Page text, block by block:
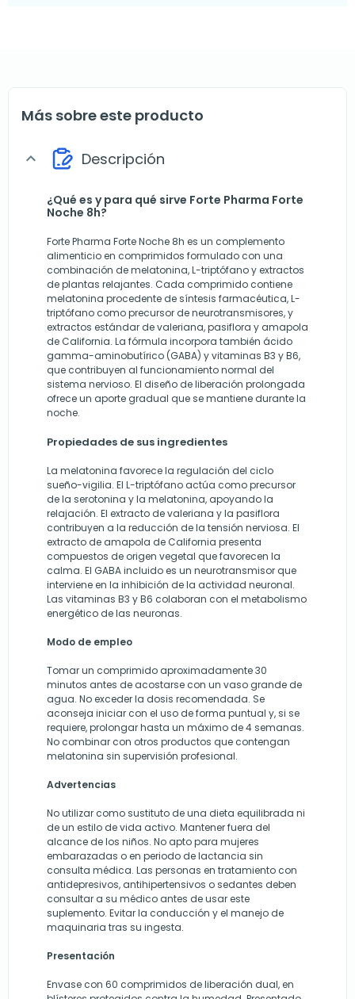
Más sobre este producto
expand_more Descripción
¿Qué es y para qué sirve Forte Pharma Forte
Noche 8h?
Forte Pharma Forte Noche 8h es un complemento
alimenticio en comprimidos formulado con una
combinación de melatonina, L-triptófano y extractos
de plantas relajantes. Cada comprimido contiene
melatonina procedente de síntesis farmacéutica, L-
triptófano como precursor de neurotransmisores, y
extractos estándar de valeriana, pasiflora y amapola
de California. La fórmula incorpora también ácido
gamma-aminobutírico (GABA) y vitaminas B3 y B6,
que contribuyen al funcionamiento normal del
sistema nervioso. El diseño de liberación prolongada
ofrece un aporte gradual que se mantiene durante la
noche.
Propiedades de sus ingredientes
La melatonina favorece la regulación del ciclo
sueño-vigilia. El L-triptófano actúa como precursor
de la serotonina y la melatonina, apoyando la
relajación. El extracto de valeriana y la pasiflora
contribuyen a la reducción de la tensión nerviosa. El
extracto de amapola de California presenta
compuestos de origen vegetal que favorecen la
calma. El GABA incluido es un neurotransmisor que
interviene en la inhibición de la actividad neuronal.
Las vitaminas B3 y B6 colaboran con el metabolismo
energético de las neuronas.
Modo de empleo
Tomar un comprimido aproximadamente 30
minutos antes de acostarse con un vaso grande de
agua. No exceder la dosis recomendada. Se
aconseja iniciar con el uso de forma puntual y, si se
requiere, prolongar hasta un máximo de 4 semanas.
No combinar con otros productos que contengan
melatonina sin supervisión profesional.
Advertencias
No utilizar como sustituto de una dieta equilibrada ni
de un estilo de vida activo. Mantener fuera del
alcance de los niños. No apto para mujeres
embarazadas o en periodo de lactancia sin
consulta médica. Las personas en tratamiento con
antidepresivos, antihipertensivos o sedantes deben
consultar a su médico antes de usar este
suplemento. Evitar la conducción y el manejo de
maquinaria tras su ingesta.
Presentación
Envase con 60 comprimidos de liberación dual, en